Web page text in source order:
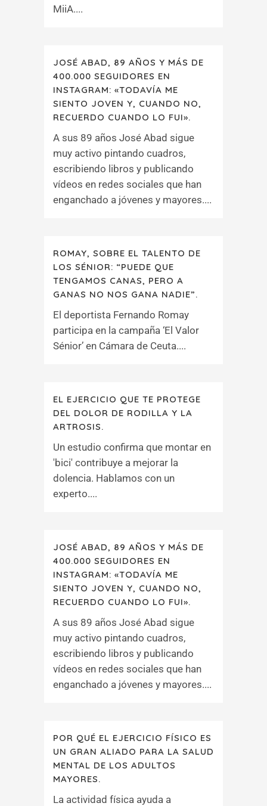
MiiA....
JOSÉ ABAD, 89 AÑOS Y MÁS DE
400.000 SEGUIDORES EN
INSTAGRAM: «TODAVÍA ME
SIENTO JOVEN Y, CUANDO NO,
RECUERDO CUANDO LO FUI».
A sus 89 años José Abad sigue
muy activo pintando cuadros,
escribiendo libros y publicando
vídeos en redes sociales que han
enganchado a jóvenes y mayores....
ROMAY, SOBRE EL TALENTO DE
LOS SÉNIOR: “PUEDE QUE
TENGAMOS CANAS, PERO A
GANAS NO NOS GANA NADIE”.
El deportista Fernando Romay
participa en la campaña ‘El Valor
Sénior’ en Cámara de Ceuta....
EL EJERCICIO QUE TE PROTEGE
DEL DOLOR DE RODILLA Y LA
ARTROSIS.
Un estudio confirma que montar en
'bici' contribuye a mejorar la
dolencia. Hablamos con un
experto....
JOSÉ ABAD, 89 AÑOS Y MÁS DE
400.000 SEGUIDORES EN
INSTAGRAM: «TODAVÍA ME
SIENTO JOVEN Y, CUANDO NO,
RECUERDO CUANDO LO FUI».
A sus 89 años José Abad sigue
muy activo pintando cuadros,
escribiendo libros y publicando
vídeos en redes sociales que han
enganchado a jóvenes y mayores....
POR QUÉ EL EJERCICIO FÍSICO ES
UN GRAN ALIADO PARA LA SALUD
MENTAL DE LOS ADULTOS
MAYORES.
La actividad física ayuda a